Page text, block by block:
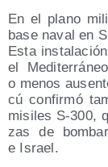
En el plano
base naval en
Esta
el
o menos
cú con­fir­mó
misi­les S‑300,
zas de
e Israel.